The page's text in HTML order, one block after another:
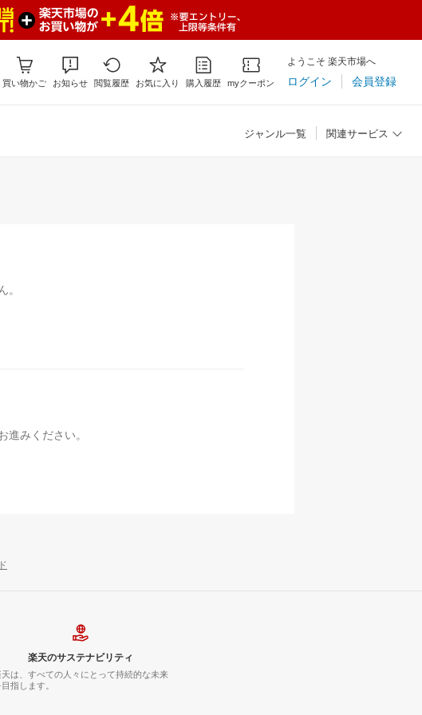
買い物かご お知らせ 閲覧履歴 お気に入り 購入履歴 myクーポン
ようこそ 楽天市場へ
ログイン 会員登録
ジャンル一覧 関連サービス
。
進みください。
楽天のサステナビリティ
天は、すべての人々にとって持続的な未来
目指します。